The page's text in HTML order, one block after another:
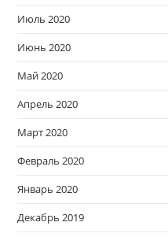
Июль 2020
Июнь 2020
Май 2020
Апрель 2020
Март 2020
Февраль 2020
Январь 2020
Декабрь 2019